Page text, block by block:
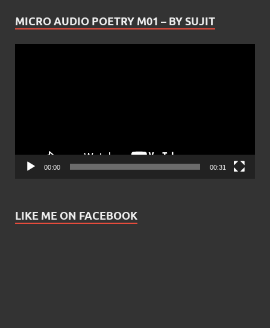
MICRO AUDIO POETRY M01 – BY SUJIT
00:00 00:31
LIKE ME ON FACEBOOK